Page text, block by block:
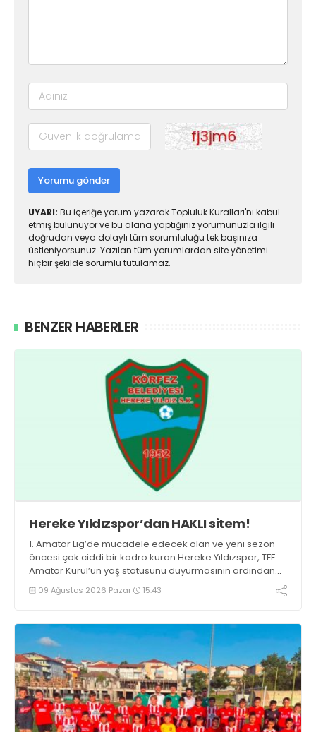
Yorumu gönder
UYARI: Bu içeriğe yorum yazarak Topluluk Kuralları'nı kabul
etmiş bulunuyor ve bu alana yaptığınız yorumunuzla ilgili
doğrudan veya dolaylı tüm sorumluluğu tek başınıza
üstleniyorsunuz. Yazılan tüm yorumlardan site yönetimi
hiçbir şekilde sorumlu tutulamaz.
BENZER HABERLER
Hereke Yıldızspor’dan HAKLI sitem!
1. Amatör Lig’de mücadele edecek olan ve yeni sezon
öncesi çok ciddi bir kadro kuran Hereke Yıldızspor, TFF
Amatör Kurul’un yaş statüsünü duyurmasının ardından
büyük bir şok yaşadı.
09 Ağustos 2026 Pazar 15:43